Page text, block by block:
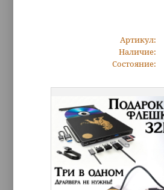
Артикул:
Наличие:
Состояние: